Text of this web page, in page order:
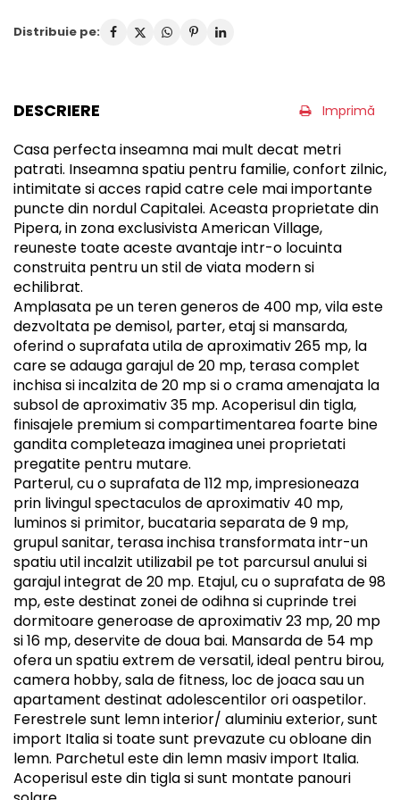
Distribuie pe:
DESCRIERE Imprimă
Casa perfecta inseamna mai mult decat metri
patrati. Inseamna spatiu pentru familie, confort zilnic,
intimitate si acces rapid catre cele mai importante
puncte din nordul Capitalei. Aceasta proprietate din
Pipera, in zona exclusivista American Village,
reuneste toate aceste avantaje intr-o locuinta
construita pentru un stil de viata modern si
echilibrat.
Amplasata pe un teren generos de 400 mp, vila este
dezvoltata pe demisol, parter, etaj si mansarda,
oferind o suprafata utila de aproximativ 265 mp, la
care se adauga garajul de 20 mp, terasa complet
inchisa si incalzita de 20 mp si o crama amenajata la
subsol de aproximativ 35 mp. Acoperisul din tigla,
finisajele premium si compartimentarea foarte bine
gandita completeaza imaginea unei proprietati
pregatite pentru mutare.
Parterul, cu o suprafata de 112 mp, impresioneaza
prin livingul spectaculos de aproximativ 40 mp,
luminos si primitor, bucataria separata de 9 mp,
grupul sanitar, terasa inchisa transformata intr-un
spatiu util incalzit utilizabil pe tot parcursul anului si
garajul integrat de 20 mp. Etajul, cu o suprafata de 98
mp, este destinat zonei de odihna si cuprinde trei
dormitoare generoase de aproximativ 23 mp, 20 mp
si 16 mp, deservite de doua bai. Mansarda de 54 mp
ofera un spatiu extrem de versatil, ideal pentru birou,
camera hobby, sala de fitness, loc de joaca sau un
apartament destinat adolescentilor ori oaspetilor.
Ferestrele sunt lemn interior/ aluminiu exterior, sunt
import Italia si toate sunt prevazute cu obloane din
lemn. Parchetul este din lemn masiv import Italia.
Acoperisul este din tigla si sunt montate panouri